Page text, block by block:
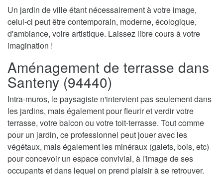
Un jardin de ville étant nécessairement à votre image,
celui-ci peut être contemporain, moderne, écologique,
d'ambiance, voire artistique. Laissez libre cours à votre
imagination !
Aménagement de terrasse dans
Santeny (94440)
Intra-muros, le paysagiste n'intervient pas seulement dans
les jardins, mais également pour fleurir et verdir votre
terrasse, votre balcon ou votre toit-terrasse. Tout comme
pour un jardin, ce professionnel peut jouer avec les
végétaux, mais également les minéraux (galets, bois, etc)
pour concevoir un espace convivial, à l'image de ses
occupants et dans lequel on prend plaisir à se retrouver.